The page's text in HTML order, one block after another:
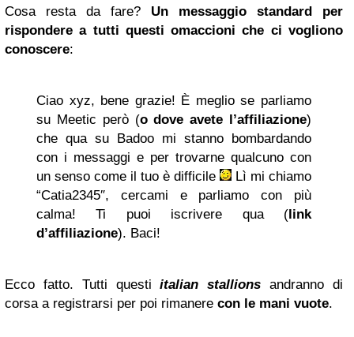
Cosa resta da fare? Un messaggio standard per
rispondere a tutti questi omaccioni che ci vogliono
conoscere:
Ciao xyz, bene grazie! È meglio se parliamo
su Meetic però (o dove avete l’affiliazione)
che qua su Badoo mi stanno bombardando
con i messaggi e per trovarne qualcuno con
un senso come il tuo è difficile
Lì mi chiamo
“Catia2345″, cercami e parliamo con più
calma! Ti puoi iscrivere qua (link
d’affiliazione). Baci!
Ecco fatto. Tutti questiitalian stallions andranno di
corsa a registrarsi per poi rimanere con le mani vuote.